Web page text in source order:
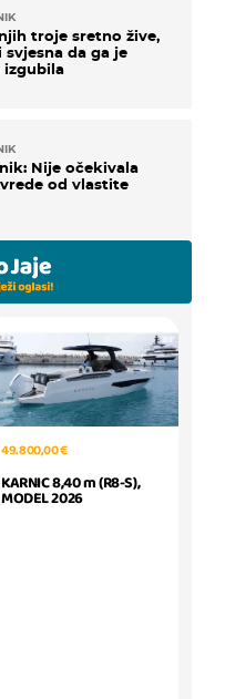
troje sretno žive,
svjesna da ga je
izgubila
Nije očekivala
od vlastite
49.800,00 €
KARNIC 8,40 m (R8-S),
MODEL 2026